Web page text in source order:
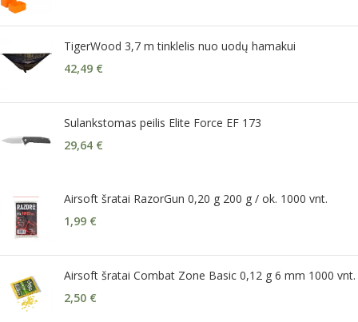
TigerWood 3,7 m tinklelis nuo uodų hamakui
42,49 €
Sulankstomas peilis Elite Force EF 173
29,64 €
Airsoft šratai RazorGun 0,20 g 200 g / ok. 1000 vnt.
1,99 €
Airsoft šratai Combat Zone Basic 0,12 g 6 mm 1000 vnt.
2,50 €